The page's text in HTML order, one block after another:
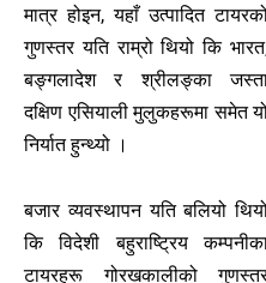
मात्र होइन, यहाँ उत्पादित
गुणस्तर यति राम्रो थियो कि
बङ्गलादेश र श्रीलङ्का
दक्षिण एसियाली मुलुकहरूमा समेत
निर्यात हुन्थ्यो ।
बजार व्यवस्थापन यति बलियो
कि विदेशी बहुराष्ट्रिय
टायरहरू गोरखकालीको